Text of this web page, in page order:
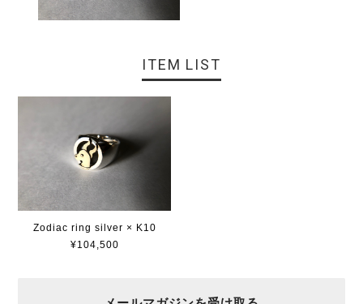
ITEM LIST
Zodiac ring silver × K10
¥104,500